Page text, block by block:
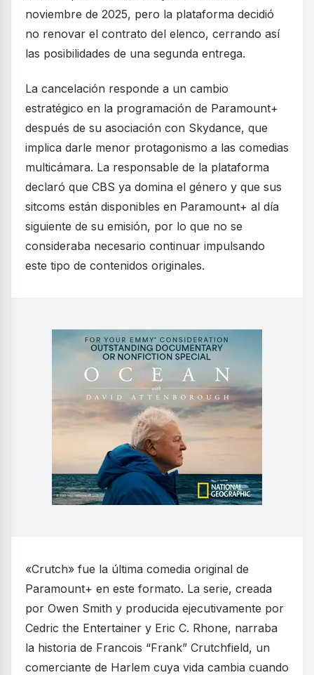
noviembre de 2025, pero la plataforma decidió
no renovar el contrato del elenco, cerrando así
las posibilidades de una segunda entrega.
La cancelación responde a un cambio
estratégico en la programación de Paramount+
después de su asociación con Skydance, que
implica darle menor protagonismo a las comedias
multicámara. La responsable de la plataforma
declaró que CBS ya domina el género y que sus
sitcoms están disponibles en Paramount+ al día
siguiente de su emisión, por lo que no se
consideraba necesario continuar impulsando
este tipo de contenidos originales.
«Crutch» fue la última comedia original de
Paramount+ en este formato. La serie, creada
por Owen Smith y producida ejecutivamente por
Cedric the Entertainer y Eric C. Rhone, narraba
la historia de Francois “Frank” Crutchfield, un
comerciante de Harlem cuya vida cambia cuando